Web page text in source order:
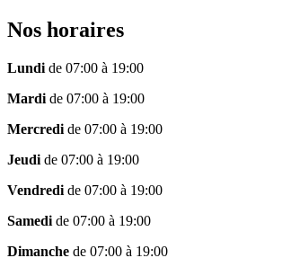
Nos horaires
Lundi de 07:00 à 19:00
Mardi de 07:00 à 19:00
Mercredi de 07:00 à 19:00
Jeudi de 07:00 à 19:00
Vendredi de 07:00 à 19:00
Samedi de 07:00 à 19:00
Dimanche de 07:00 à 19:00